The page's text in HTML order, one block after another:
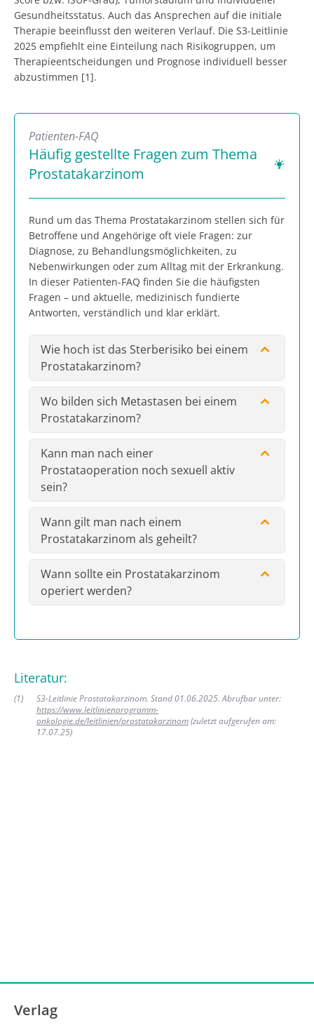
Gesundheitsstatus. Auch das Ansprechen auf die initiale
Therapie beeinflusst den weiteren Verlauf. Die S3-Leitlinie
2025 empfiehlt eine Einteilung nach Risikogruppen, um
Therapieentscheidungen und Prognose individuell besser
abzustimmen [1].
Patienten-FAQ
Häufig gestellte Fragen zum Thema
Prostatakarzinom
Rund um das Thema Prostatakarzinom stellen sich für
Betroffene und Angehörige oft viele Fragen: zur
Diagnose, zu Behandlungsmöglichkeiten, zu
Nebenwirkungen oder zum Alltag mit der Erkrankung.
In dieser Patienten-FAQ finden Sie die häufigsten
Fragen – und aktuelle, medizinisch fundierte
Antworten, verständlich und klar erklärt.
Wie hoch ist das Sterberisiko bei einem
Prostatakarzinom?
Wo bilden sich Metastasen bei einem
Prostatakarzinom?
Kann man nach einer
Prostataoperation noch sexuell aktiv
sein?
Wann gilt man nach einem
Prostatakarzinom als geheilt?
Wann sollte ein Prostatakarzinom
operiert werden?
Literatur:
(1)
S3-Leitlinie Prostatakarzinom. Stand 01.06.2025. Abrufbar unter:
https://www.leitlinienprogramm-
onkologie.de/leitlinien/prostatakarzinom(zuletzt aufgerufen am:
17.07.25)
Verlag